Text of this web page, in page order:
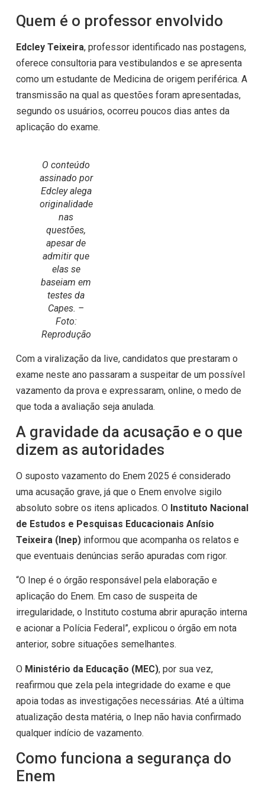
Quem é o professor envolvido
Edcley Teixeira, professor identificado nas postagens,
oferece consultoria para vestibulandos e se apresenta
como um estudante de Medicina de origem periférica. A
transmissão na qual as questões foram apresentadas,
segundo os usuários, ocorreu poucos dias antes da
aplicação do exame.
O conteúdo
assinado por
Edcley alega
originalidade
nas
questões,
apesar de
admitir que
elas se
baseiam em
testes da
Capes. –
Foto:
Reprodução
Com a viralização da live, candidatos que prestaram o
exame neste ano passaram a suspeitar de um possível
vazamento da prova e expressaram, online, o medo de
que toda a avaliação seja anulada.
A gravidade da acusação e o que
dizem as autoridades
O suposto vazamento do Enem 2025 é considerado
uma acusação grave, já que o Enem envolve sigilo
absoluto sobre os itens aplicados. O Instituto Nacional
de Estudos e Pesquisas Educacionais Anísio
Teixeira (Inep)informou que acompanha os relatos e
que eventuais denúncias serão apuradas com rigor.
“O Inep é o órgão responsável pela elaboração e
aplicação do Enem. Em caso de suspeita de
irregularidade, o Instituto costuma abrir apuração interna
e acionar a Polícia Federal”, explicou o órgão em nota
anterior, sobre situações semelhantes.
O Ministério da Educação (MEC), por sua vez,
reafirmou que zela pela integridade do exame e que
apoia todas as investigações necessárias. Até a última
atualização desta matéria, o Inep não havia confirmado
qualquer indício de vazamento.
Como funciona a segurança do
Enem